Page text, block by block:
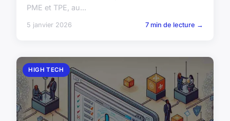
PME et TPE, au...
5 janvier 2026 7 min de lecture →
HIGH TECH